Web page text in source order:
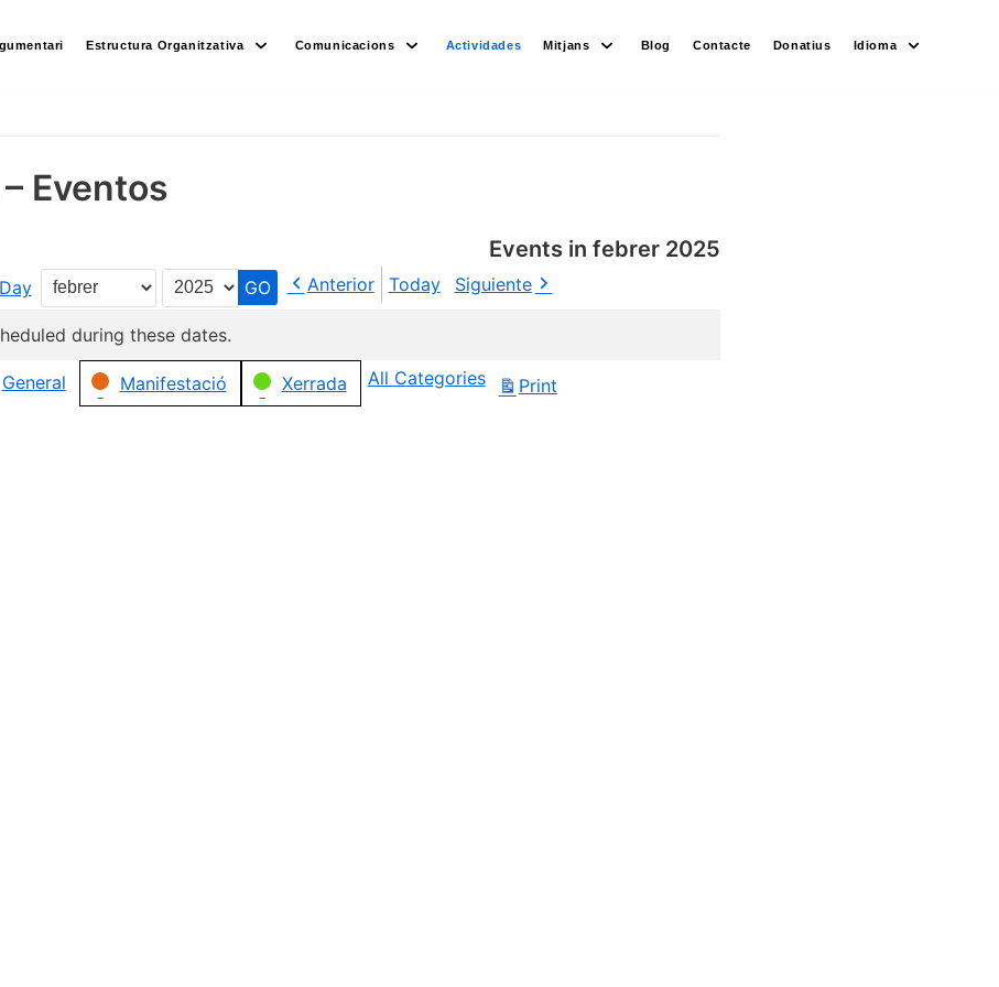
Estructura Organitzativa Comunicacions Actividades Mitjans Blog Contacte Donatius Idioma
Eventos
Events in febrer 2025
Day
Month
Year
Anterior Today Siguiente
during these dates.
General Manifestació Xerrada All Categories Print